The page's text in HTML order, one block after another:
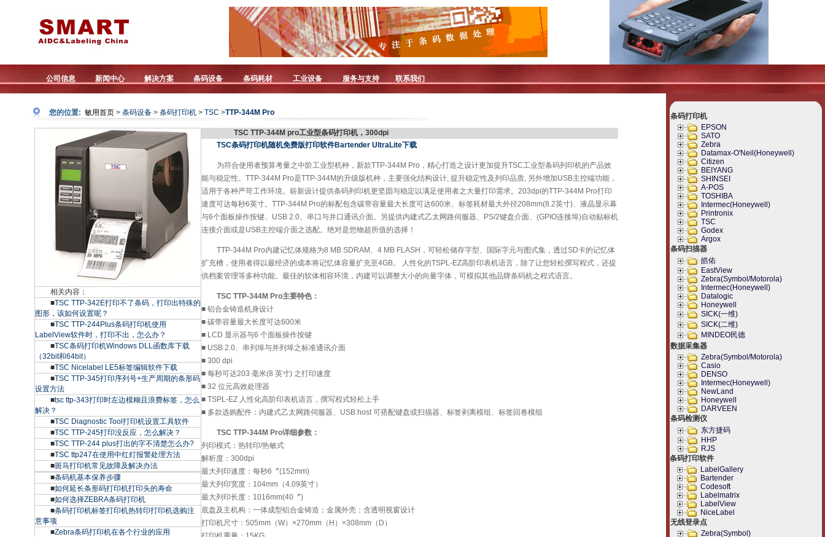
公司信息 新闻中心 解决方案 条码设备 条码耗材 工业设备 服务与支持 联系我们
您的位置: 敏用首页 > 条码设备 > 条码打印机 > TSC >TTP-344M Pro
条码打印机
EPSON
SATO
Zebra
Datamax-O'Neil(Honeywell)
Citizen
BEIYANG
SHINSEI
A-POS
TOSHIBA
Intermec(Honeywell)
Printronix
TSC
Godex
Argox
条码扫描器
皓佑
EastView
Zebra(Symbol/Motorola)
Intermec(Honeywell)
Datalogic
Honeywell
SICK(一维)
SICK(二维)
MINDEO民德
数据采集器
Zebra(Symbol/Motorola)
Casio
DENSO
Intermec(Honeywell)
NewLand
Honeywell
DARVEEN
条码检测仪
东方捷码
HHP
RJS
条码打印软件
LabelGallery
Bartender
Codesoft
Labelmatrix
LabelView
NiceLabel
无线登录点
Zebra(Symbol)
相关内容：
■TSC TTP-342E打印不了条码，打印出特殊的
图形，该如何设置呢？
■TSC TTP-244Plus条码打印机使用
LabelView软件时，打印不出，怎么办？
■TSC条码打印机Windows DLL函数库下载
（32bit和64bit）
■TSC Nicelabel LE5标签编辑软件下载
■TSC TTP-345打印序列号+生产周期的条形码
设置方法
■tsc ttp-343打印时左边模糊且浪费标签，怎么
解决？
■TSC Diagnostic Tool打印机设置工具软件
■TSC TTP-245打印没反应，怎么解决？
■TSC TTP-244 plus打出的字不清楚怎么办?
■TSC ttp247在使用中红灯报警处理方法
■斑马打印机常见故障及解决办法
■条码机基本保养步骤
■如何延长条形码打印机打印头的寿命
■如何选择ZEBRA条码打印机
■条码打印机标签打印机热转印打印机选购注
意事项
■Zebra条码打印机在各个行业的应用
TSC TTP-344M pro工业型条码打印机，300dpi
TSC条码打印机随机免费版打印软件Bartender UltraLite下载
为符合使用者预算考量之中阶工业型机种，新款TTP-344M Pro，精心打造之设计更加提升TSC工业型条码列印机的产品效
能与稳定性。TTP-344M Pro是TTP-344M的升级版机种，主要强化结构设计, 提升稳定性及列印品质, 另外增加USB主控端功能，
适用于各种严苛工作环境。崭新设计提供条码列印机更坚固与稳定以满足使用者之大量打印需求。203dpi的TTP-344M Pro打印
速度可达每秒6英寸。TTP-344M Pro的标配包含碳带容量最大长度可达600米、标签耗材最大外径208mm(8.2英寸)、液晶显示幕
与6个面板操作按键、USB 2.0、串口与并口通讯介面。另提供内建式乙太网路伺服器、PS/2键盘介面、(GPIO连接埠)自动贴标机
连接介面或是USB主控端介面之选配。绝对是您物超所值的选择！
TTP-344M Pro内建记忆体规格为8 MB SDRAM、4 MB FLASH，可轻松储存字型、国际字元与图式集，透过SD卡的记忆体
扩充槽，使用者得以最经济的成本将记忆体容量扩充至4GB。 人性化的TSPL-EZ高阶印表机语言，除了让您轻松撰写程式，还提
供档案管理等多种功能。最佳的软体相容环境，内建可以调整大小的向量字体，可模拟其他品牌条码机之程式语言。
TSC TTP-344M Pro主要特色：
■ 铝合金铸造机身设计
■ 碳带容量最大长度可达600米
■ LCD 显示器与6 个面板操作按键
■ USB 2.0、串列埠与并列埠之标准通讯介面
■ 300 dpi
■ 每秒可达203 毫米(8 英寸) 之打印速度
■ 32 位元高效处理器
■ TSPL-EZ 人性化高阶印表机语言，撰写程式轻松上手
■ 多款选购配件：内建式乙太网路伺服器、USB host 可搭配键盘或扫描器、标签剥离模组、标签回卷模组
TSC TTP-344M Pro详细参数：
列印模式：热转印/热敏式
解析度：300dpi
最大列印速度：每秒6〞(152mm)
最大列印宽度：104mm（4.09英寸）
最大列印长度：1016mm(40〞)
底盘及主机构：一体成型铝合金铸造；金属外壳；含透明视窗设计
打印机尺寸：505mm（W）×270mm（H）×308mm（D）